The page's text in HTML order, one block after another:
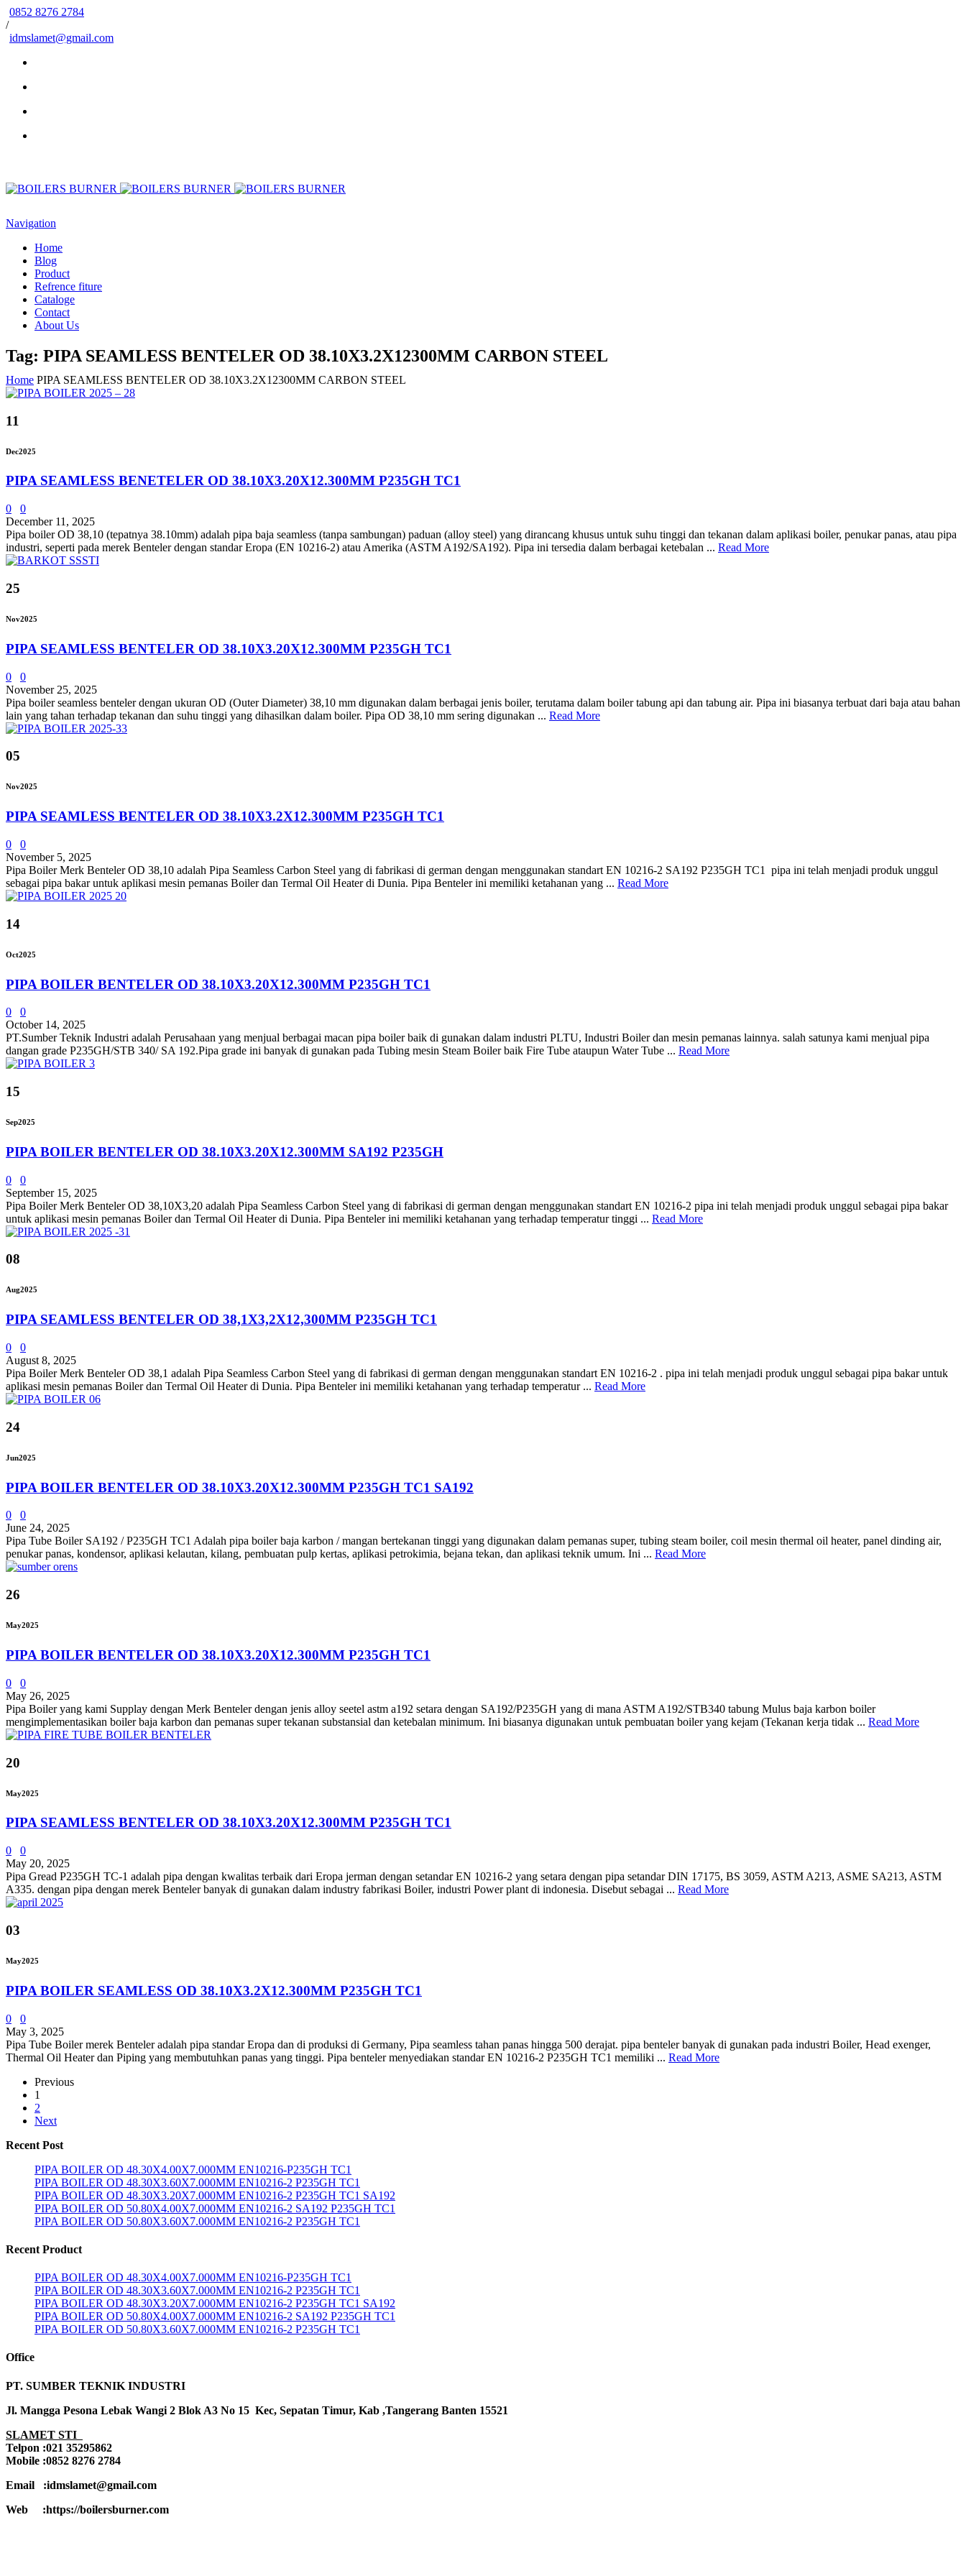
0852 8276 2784
/
idmslamet@gmail.com
Navigation
Home
Blog
Product
Refrence fiture
Cataloge
Contact
About Us
Tag: PIPA SEAMLESS BENTELER OD 38.10X3.2X12300MM CARBON STEEL
Home PIPA SEAMLESS BENTELER OD 38.10X3.2X12300MM CARBON STEEL
11
Dec2025
PIPA SEAMLESS BENETELER OD 38.10X3.20X12.300MM P235GH TC1
0
0
December 11, 2025
Pipa boiler OD 38,10 (tepatnya 38.10mm) adalah pipa baja seamless (tanpa sambungan) paduan (alloy steel) yang dirancang khusus untuk suhu tinggi dan tekanan dalam aplikasi boiler, penukar panas, atau pipa
industri, seperti pada merek Benteler dengan standar Eropa (EN 10216-2) atau Amerika (ASTM A192/SA192). Pipa ini tersedia dalam berbagai ketebalan ... Read More
25
Nov2025
PIPA SEAMLESS BENTELER OD 38.10X3.20X12.300MM P235GH TC1
0
0
November 25, 2025
Pipa boiler seamless benteler dengan ukuran OD (Outer Diameter) 38,10 mm digunakan dalam berbagai jenis boiler, terutama dalam boiler tabung api dan tabung air. Pipa ini biasanya terbuat dari baja atau bahan
lain yang tahan terhadap tekanan dan suhu tinggi yang dihasilkan dalam boiler. Pipa OD 38,10 mm sering digunakan ... Read More
05
Nov2025
PIPA SEAMLESS BENTELER OD 38.10X3.2X12.300MM P235GH TC1
0
0
November 5, 2025
Pipa Boiler Merk Benteler OD 38,10 adalah Pipa Seamless Carbon Steel yang di fabrikasi di german dengan menggunakan standart EN 10216-2 SA192 P235GH TC1 pipa ini telah menjadi produk unggul
sebagai pipa bakar untuk aplikasi mesin pemanas Boiler dan Termal Oil Heater di Dunia. Pipa Benteler ini memiliki ketahanan yang ... Read More
14
Oct2025
PIPA BOILER BENTELER OD 38.10X3.20X12.300MM P235GH TC1
0
0
October 14, 2025
PT.Sumber Teknik Industri adalah Perusahaan yang menjual berbagai macan pipa boiler baik di gunakan dalam industri PLTU, Industri Boiler dan mesin pemanas lainnya. salah satunya kami menjual pipa
dangan grade P235GH/STB 340/ SA 192.Pipa grade ini banyak di gunakan pada Tubing mesin Steam Boiler baik Fire Tube ataupun Water Tube ... Read More
15
Sep2025
PIPA BOILER BENTELER OD 38.10X3.20X12.300MM SA192 P235GH
0
0
September 15, 2025
Pipa Boiler Merk Benteler OD 38,10X3,20 adalah Pipa Seamless Carbon Steel yang di fabrikasi di german dengan menggunakan standart EN 10216-2 pipa ini telah menjadi produk unggul sebagai pipa bakar
untuk aplikasi mesin pemanas Boiler dan Termal Oil Heater di Dunia. Pipa Benteler ini memiliki ketahanan yang terhadap temperatur tinggi ... Read More
08
Aug2025
PIPA SEAMLESS BENTELER OD 38,1X3,2X12,300MM P235GH TC1
0
0
August 8, 2025
Pipa Boiler Merk Benteler OD 38,1 adalah Pipa Seamless Carbon Steel yang di fabrikasi di german dengan menggunakan standart EN 10216-2 . pipa ini telah menjadi produk unggul sebagai pipa bakar untuk
aplikasi mesin pemanas Boiler dan Termal Oil Heater di Dunia. Pipa Benteler ini memiliki ketahanan yang terhadap temperatur ... Read More
24
Jun2025
PIPA BOILER BENTELER OD 38.10X3.20X12.300MM P235GH TC1 SA192
0
0
June 24, 2025
Pipa Tube Boiler SA192 / P235GH TC1 Adalah pipa boiler baja karbon / mangan bertekanan tinggi yang digunakan dalam pemanas super, tubing steam boiler, coil mesin thermal oil heater, panel dinding air,
penukar panas, kondensor, aplikasi kelautan, kilang, pembuatan pulp kertas, aplikasi petrokimia, bejana tekan, dan aplikasi teknik umum. Ini ... Read More
26
May2025
PIPA BOILER BENTELER OD 38.10X3.20X12.300MM P235GH TC1
0
0
May 26, 2025
Pipa Boiler yang kami Supplay dengan Merk Benteler dengan jenis alloy seetel astm a192 setara dengan SA192/P235GH yang di mana ASTM A192/STB340 tabung Mulus baja karbon boiler
mengimplementasikan boiler baja karbon dan pemanas super tekanan substansial dan ketebalan minimum. Ini biasanya digunakan untuk pembuatan boiler yang kejam (Tekanan kerja tidak ... Read More
20
May2025
PIPA SEAMLESS BENTELER OD 38.10X3.20X12.300MM P235GH TC1
0
0
May 20, 2025
Pipa Gread P235GH TC-1 adalah pipa dengan kwalitas terbaik dari Eropa jerman dengan setandar EN 10216-2 yang setara dengan pipa setandar DIN 17175, BS 3059, ASTM A213, ASME SA213, ASTM
A335. dengan pipa dengan merek Benteler banyak di gunakan dalam industry fabrikasi Boiler, industri Power plant di indonesia. Disebut sebagai ... Read More
03
May2025
PIPA BOILER SEAMLESS OD 38.10X3.2X12.300MM P235GH TC1
0
0
May 3, 2025
Pipa Tube Boiler merek Benteler adalah pipa standar Eropa dan di produksi di Germany, Pipa seamless tahan panas hingga 500 derajat. pipa benteler banyak di gunakan pada industri Boiler, Head exenger,
Thermal Oil Heater dan Piping yang membutuhkan panas yang tinggi. Pipa benteler menyediakan standar EN 10216-2 P235GH TC1 memiliki ... Read More
Previous
1
2
Next
Recent Post
PIPA BOILER OD 48.30X4.00X7.000MM EN10216-P235GH TC1
PIPA BOILER OD 48.30X3.60X7.000MM EN10216-2 P235GH TC1
PIPA BOILER OD 48.30X3.20X7.000MM EN10216-2 P235GH TC1 SA192
PIPA BOILER OD 50.80X4.00X7.000MM EN10216-2 SA192 P235GH TC1
PIPA BOILER OD 50.80X3.60X7.000MM EN10216-2 P235GH TC1
Recent Product
PIPA BOILER OD 48.30X4.00X7.000MM EN10216-P235GH TC1
PIPA BOILER OD 48.30X3.60X7.000MM EN10216-2 P235GH TC1
PIPA BOILER OD 48.30X3.20X7.000MM EN10216-2 P235GH TC1 SA192
PIPA BOILER OD 50.80X4.00X7.000MM EN10216-2 SA192 P235GH TC1
PIPA BOILER OD 50.80X3.60X7.000MM EN10216-2 P235GH TC1
Office
PT. SUMBER TEKNIK INDUSTRI
Jl. Mangga Pesona Lebak Wangi 2 Blok A3 No 15 Kec, Sepatan Timur, Kab ,Tangerang Banten 15521
SLAMET STI
Telpon :021 35295862
Mobile :0852 8276 2784
Email :idmslamet@gmail.com
Web :https://boilersburner.com